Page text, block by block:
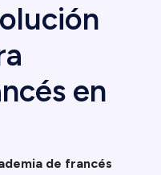
en
de francés